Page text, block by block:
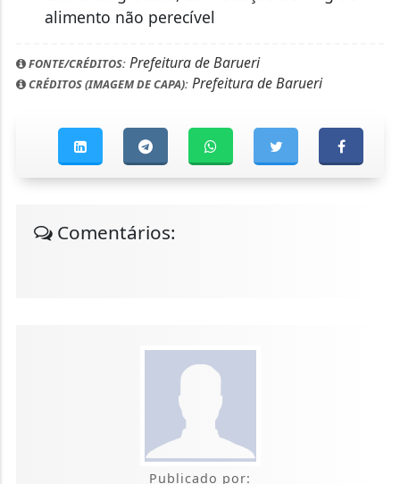
alimento não perecível
FONTE/CRÉDITOS:Prefeitura de Barueri
CRÉDITOS (IMAGEM DE CAPA):Prefeitura de Barueri
Comentários:
Publicado por: